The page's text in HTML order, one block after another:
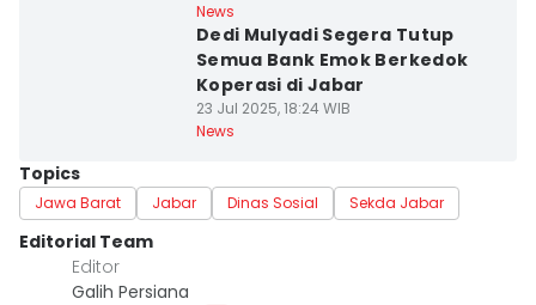
News
Dedi Mulyadi Segera Tutup
Semua Bank Emok Berkedok
Koperasi di Jabar
23 Jul 2025, 18:24 WIB
News
Topics
Jawa Barat Jabar Dinas Sosial Sekda Jabar
Editorial Team
Editor
Galih Persiana